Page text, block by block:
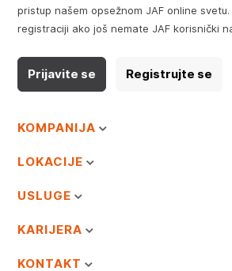
pristup našem opsežnom JAF online
registraciji ako još nemate JAF korisnički
Prijavite se Registrujte se
KOMPANIJA
LOKACIJE
USLUGE
KARIJERA
KONTAKT